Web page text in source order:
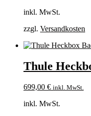
inkl. MwSt.
zzgl. Versandkosten
Thule
699,00 € inkl. MwSt.
inkl. MwSt.